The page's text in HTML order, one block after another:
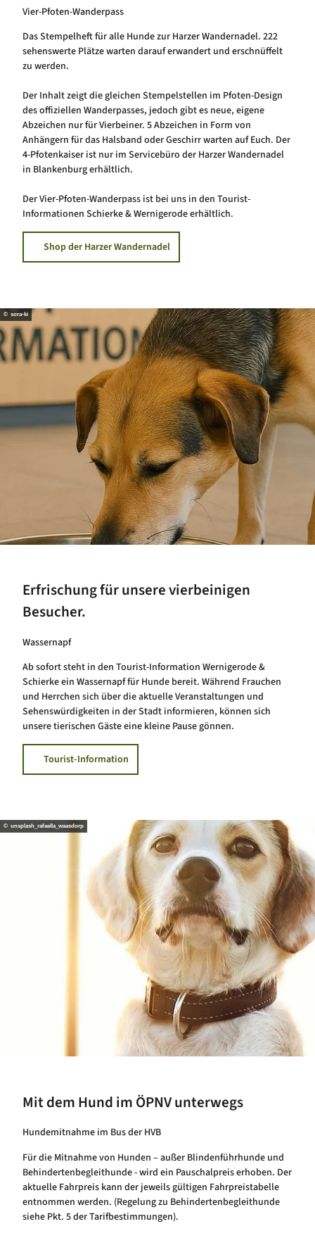
Vier-Pfoten-Wanderpass
Das Stempelheft für alle Hunde zur Harzer Wandernadel. 222
sehenswerte Plätze warten darauf erwandert und erschnüffelt
zu werden.
Der Inhalt zeigt die gleichen Stempelstellen im Pfoten-Design
des offiziellen Wanderpasses, jedoch gibt es neue, eigene
Abzeichen nur für Vierbeiner. 5 Abzeichen in Form von
Anhängern für das Halsband oder Geschirr warten auf Euch. Der
4-Pfotenkaiser ist nur im Servicebüro der Harzer Wandernadel
in Blankenburg erhältlich.
Der Vier-Pfoten-Wanderpass ist bei uns in den Tourist-
Informationen Schierke & Wernigerode erhältlich.
Shop der Harzer Wandernadel
© sora-ki
Erfrischung für unsere vierbeinigen
Besucher.
Wassernapf
Ab sofort steht in den Tourist-Information Wernigerode &
Schierke ein Wassernapf für Hunde bereit. Während Frauchen
und Herrchen sich über die aktuelle Veranstaltungen und
Sehenswürdigkeiten in der Stadt informieren, können sich
unsere tierischen Gäste eine kleine Pause gönnen.
Tourist-Information
© unsplash_rafaella_waasdorp
Mit dem Hund im ÖPNV unterwegs
Hundemitnahme im Bus der HVB
Für die Mitnahme von Hunden – außer Blindenführhunde und
Behindertenbegleithunde - wird ein Pauschalpreis erhoben. Der
aktuelle Fahrpreis kann der jeweils gültigen Fahrpreistabelle
entnommen werden. (Regelung zu Behindertenbegleithunde
siehe Pkt. 5 der Tarifbestimmungen).